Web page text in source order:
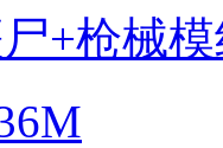
+枪械